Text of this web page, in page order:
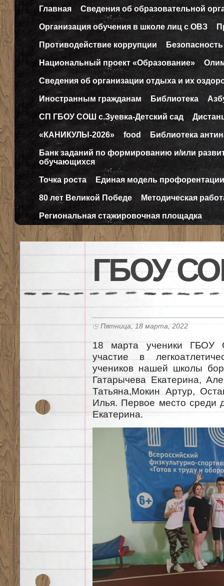
Главная Сведения об образовательной
Организация обучения в школе лиц с ОВЗ
Противодействие коррупции Безопасность
Национальный проект «Образование»
Сведения об организации отдыха и их
Иностранным гражданам Библиотека
СП ГБОУ СОШ с.Зуевка-Детский сад
«КАНИКУЛЫ-2026» food Библиотека
Банк заданий по формированию и/или
обучающихся
Точка роста Единая модель профорентации
80 лет Великой Победе Методическая
Региональная стажировочная площадка
ГБОУ
Пятница, 18 марта, 2022
18 марта ученики ГБОУ
участие в
учеников нашей школы
Гатарычева Екатерина,
Татьяна,Мокин Артур,
Илья. Первое место среди
Екатерина.